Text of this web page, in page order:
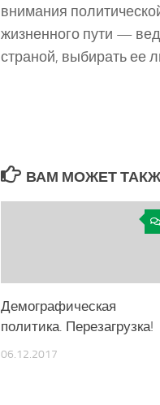
внимания
жизненного пути —
страной, выбирать ее
ВАМ МОЖЕТ
Демографическая
политика. Перезагрузка!
06.12.2017